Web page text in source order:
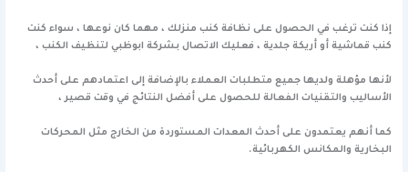
إذا كنت ترغب في الحصول على نظافة كنب منزلك ، مهما كان نوعها ، سواء كنت
كنب قماشية أو أريكة جلدية ، فعليك الاتصال بشركة ابوظبي لتنظيف الكنب ،
لأنها مؤهلة ولديها جميع متطلبات العملاء بالإضافة إلى اعتمادهم على أحدث
الأساليب والتقنيات الفعالة للحصول على أفضل النتائج في وقت قصير ،
كما أنهم يعتمدون على أحدث المعدات المستوردة من الخارج مثل المحركات
البخارية والمكانس الكهربائية.